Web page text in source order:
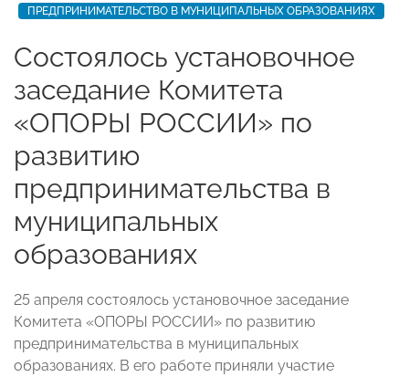
ПРЕДПРИНИМАТЕЛЬСТВО В МУНИЦИПАЛЬНЫХ ОБРАЗОВАНИЯХ
Состоялось установочное
заседание Комитета
«ОПОРЫ РОССИИ» по
развитию
предпринимательства в
муниципальных
образованиях
25 апреля состоялось установочное заседание
Комитета «ОПОРЫ РОССИИ» по развитию
предпринимательства в муниципальных
образованиях. В его работе приняли участие